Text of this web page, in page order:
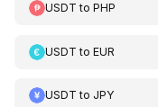
USDT to PHP
USDT to EUR
USDT to JPY